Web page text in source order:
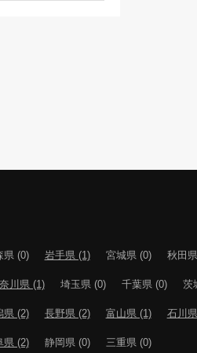
県 (0) 岩手県 (1) 宮城県 (0) 秋田
川県 (1) 埼玉県 (0) 千葉県 (0) 茨
県 (2) 長野県 (2) 富山県 (1) 石川
県 (2) 静岡県 (0) 三重県 (0)